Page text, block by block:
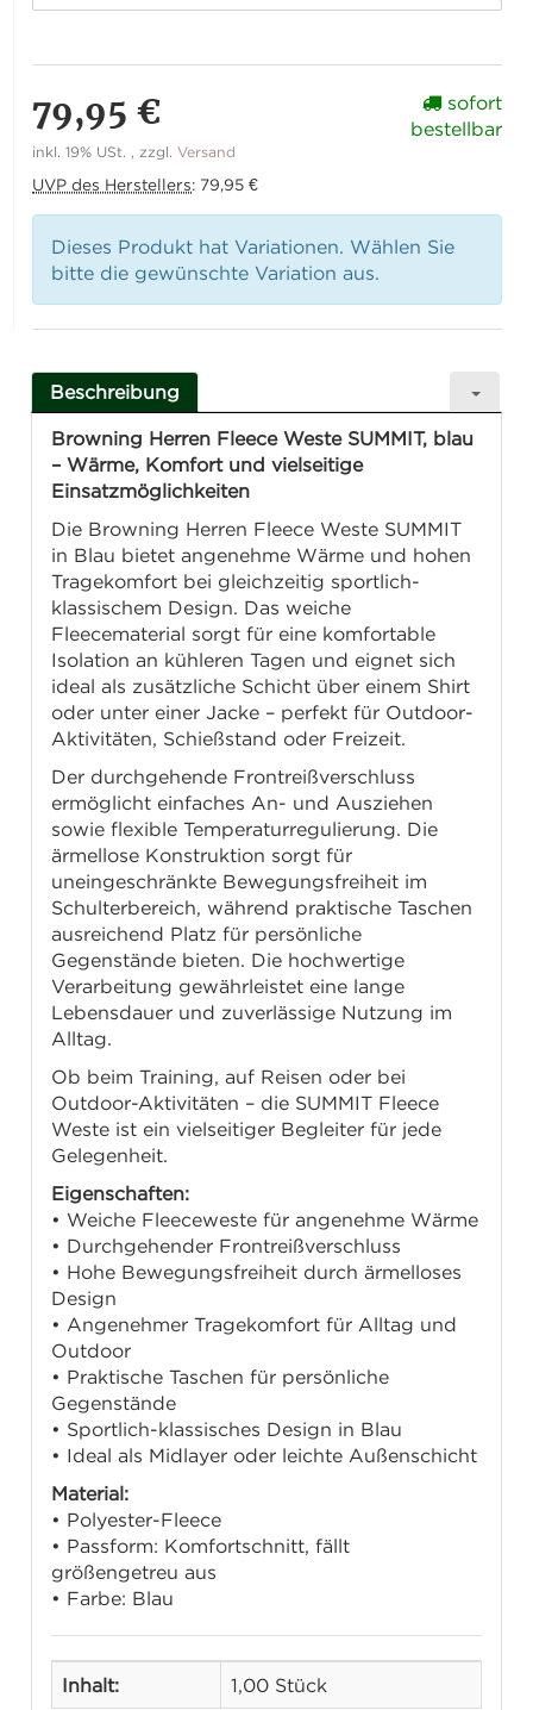
79,95 €
inkl. 19% USt. , zzgl.Versand
UVP des Herstellers: 79,95 €
sofort
bestellbar
Dieses Produkt hat Variationen. Wählen Sie
bitte die gewünschte Variation aus.
Beschreibung
Browning Herren Fleece Weste SUMMIT, blau
– Wärme, Komfort und vielseitige
Einsatzmöglichkeiten
Die Browning Herren Fleece Weste SUMMIT
in Blau bietet angenehme Wärme und hohen
Tragekomfort bei gleichzeitig sportlich-
klassischem Design. Das weiche
Fleecematerial sorgt für eine komfortable
Isolation an kühleren Tagen und eignet sich
ideal als zusätzliche Schicht über einem Shirt
oder unter einer Jacke – perfekt für Outdoor-
Aktivitäten, Schießstand oder Freizeit.
Der durchgehende Frontreißverschluss
ermöglicht einfaches An- und Ausziehen
sowie flexible Temperaturregulierung. Die
ärmellose Konstruktion sorgt für
uneingeschränkte Bewegungsfreiheit im
Schulterbereich, während praktische Taschen
ausreichend Platz für persönliche
Gegenstände bieten. Die hochwertige
Verarbeitung gewährleistet eine lange
Lebensdauer und zuverlässige Nutzung im
Alltag.
Ob beim Training, auf Reisen oder bei
Outdoor-Aktivitäten – die SUMMIT Fleece
Weste ist ein vielseitiger Begleiter für jede
Gelegenheit.
Eigenschaften:
• Weiche Fleeceweste für angenehme Wärme
• Durchgehender Frontreißverschluss
• Hohe Bewegungsfreiheit durch ärmelloses
Design
• Angenehmer Tragekomfort für Alltag und
Outdoor
• Praktische Taschen für persönliche
Gegenstände
• Sportlich-klassisches Design in Blau
• Ideal als Midlayer oder leichte Außenschicht
Material:
• Polyester-Fleece
• Passform: Komfortschnitt, fällt
größengetreu aus
• Farbe: Blau
Inhalt: 1,00 Stück